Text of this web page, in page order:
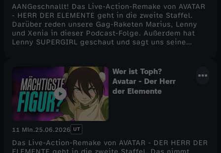
AANGeschnallt! Das Live-Action-Remake von AVATAR
- HERR DER ELEMENTE geht in die zweite Staffel.
Darüber reden unsere Gag-Raketen Marius, Lenny
und Xenia in dieser Podcast-Folge. Außerdem hat
Lenny SUPERGIRL geschaut und sagt uns seine
geschaut, der in nur einem einzigen Kino in ganz
Deutschland läuft. Was hat es mit DIE DREI
MAUSKETIERE auf sich? All das erfahrt ihr in dieser
neuen Podcastfolge hier auf CINEMA STRIKES BACK!
Viel Spaß. :)
Wer ist Toph?
Avatar - Der Herr
der Elemente
11 Min.25.06.2026 UT
Das Live-Action-Remake von AVATAR - DER HERR DER